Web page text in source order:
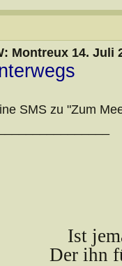
Montreux 14. Juli
SMS zu "Zum
Ist
Der ihn